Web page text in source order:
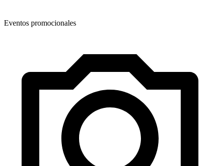
Eventos promocionales